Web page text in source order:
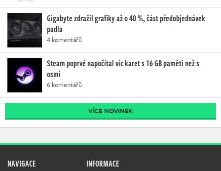
Gigabyte zdražil grafiky až o 40 %, část předobjednávek
padla
4 komentářů
Steam poprvé napočítal víc karet s 16 GB paměti než s
osmi
6 komentářů
VÍCE NOVINEK
NAVIGACE INFORMACE